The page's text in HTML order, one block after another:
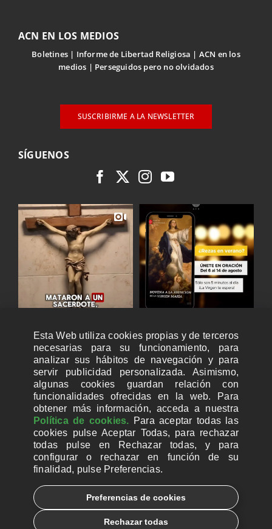
ACN EN LOS MEDIOS
Boletines Informe de Libertad Religiosa
ACN en los
medios
Perseguidos pero no olvidados
SUSCRIBIRME A LA NEWSLETTER
SÍGUENOS
CUENTAS BANCARIAS PARA DONAR
Esta Web utiliza cookies propias y de terceros
necesarias para su funcionamiento, para
analizar sus hábitos de navegación y para
servir publicidad personalizada. Asimismo,
algunas cookies guardan relación con
funcionalidades ofrecidas en la web. Para
obtener más información, acceda a nuestra
Política de cookies. Para aceptar todas las
cookies pulse Aceptar Todas, para rechazar
todas pulse en Rechazar todas, y para
configurar o rechazar en función de su
finalidad, pulse Preferencias.
Preferencias de cookies
Rechazar todas